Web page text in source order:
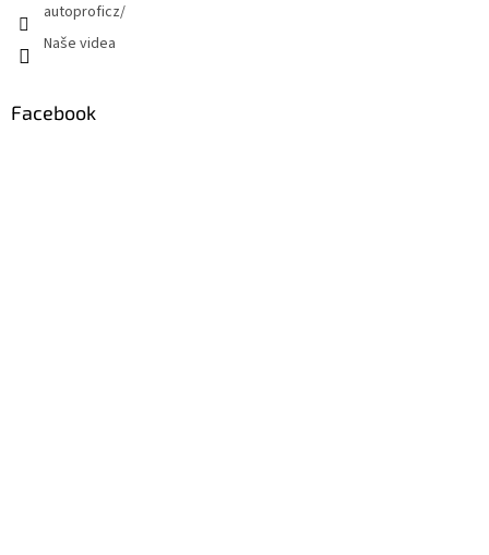
autoproficz/
Naše videa
Facebook